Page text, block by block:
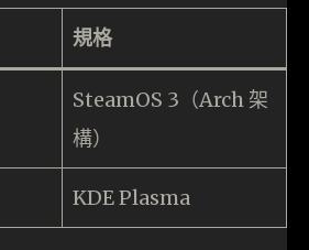
規格
SteamOS 3（Arch 架
構）
KDE Plasma